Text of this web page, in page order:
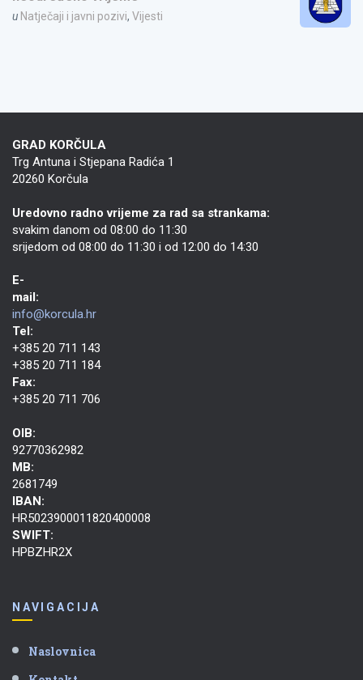
u Natječaji i javni pozivi, Vijesti
GRAD KORČULA
Trg Antuna i Stjepana Radića 1
20260 Korčula
Uredovno radno vrijeme za rad sa strankama:
svakim danom od 08:00 do 11:30
srijedom od 08:00 do 11:30 i od 12:00 do 14:30
E-
mail:
info@korcula.hr
Tel:
+385 20 711 143
+385 20 711 184
Fax:
+385 20 711 706
OIB:
92770362982
MB:
2681749
IBAN:
HR5023900011820400008
SWIFT:
HPBZHR2X
NAVIGACIJA
Naslovnica